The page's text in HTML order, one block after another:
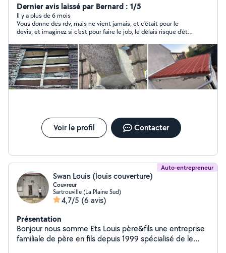
renseignement. Cordialement
Dernier avis laissé par Bernard : 1/5
Il y a plus de 6 mois
Vous donne des rdv, mais ne vient jamais, et c'était pour le
devis, et imaginez si c'est pour faire le job, le délais risque d'être
Voir le profil Contacter
Auto-entrepreneur
Swan Louis (louis couverture)
Couvreur
Sartrouville (La Plaine Sud)
4,7/5 (6 avis)
Présentation
Bonjour nous somme Ets Louis père&fils une entreprise
familiale de père en fils depuis 1999 spécialisé de le